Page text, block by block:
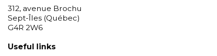
312, avenue Brochu
Sept-Îles (Québec)
G4R 2W6
Useful links